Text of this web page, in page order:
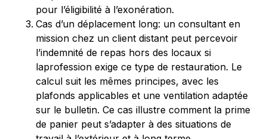
pour l’éligibilité à l’exonération.
Cas d’un déplacement long: un consultant en
mission chez un client distant peut percevoir
l’indemnité de repas hors des locaux si
laprofession exige ce type de restauration. Le
calcul suit les mêmes principes, avec les
plafonds applicables et une ventilation adaptée
sur le bulletin. Ce cas illustre comment la prime
de panier peut s’adapter à des situations de